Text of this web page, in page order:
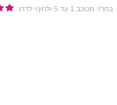
בחר/י מכוכב 1 עד 5 ולחץ/י לדרג